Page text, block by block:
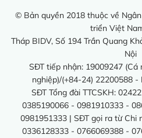
© Bản quyền 2018 thuộc về
triển Việt
Tháp BIDV, Số 194 Trần Quang
Nội
SĐT tiếp nhận: 19009247 (Cá
nghiệp)/(+84-24) 22200588 -
SĐT Tổng đài TTCSKH:
0385190066 - 0981910333 -
0981951333 | SĐT gọi ra từ Chi
0336128333 - 0766069388 -